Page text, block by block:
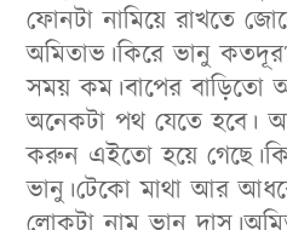
ফোনটা নামিয়ে রাখতে
অমিতাভ।কিরে ভানু
সময় কম।বাপের বাড়িতো
অনেকটা পথ যেতে হবে।
করুন এইতো হয়ে
ভানু।টেকো মাথা আর